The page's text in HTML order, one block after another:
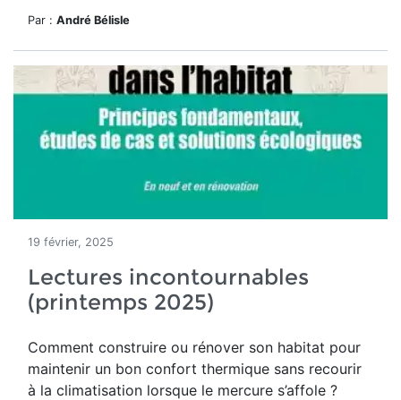
Par : André Bélisle
19 février, 2025
Lectures incontournables
(printemps 2025)
Comment construire ou rénover son habitat pour
maintenir un bon confort thermique sans recourir
à la climatisation lorsque le mercure s’affole ?